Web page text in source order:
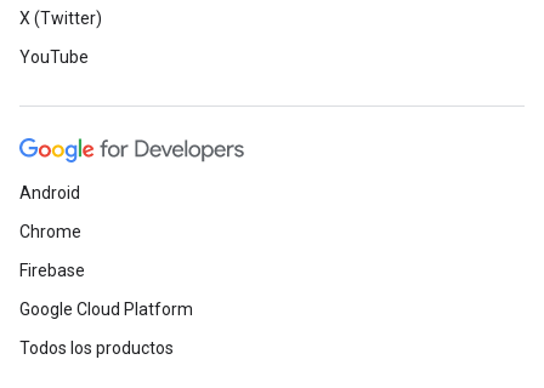
X (Twitter)
YouTube
Android
Chrome
Firebase
Google Cloud Platform
Todos los productos